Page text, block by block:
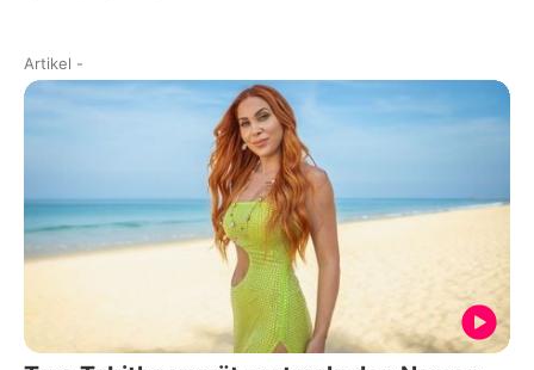
Artikel -